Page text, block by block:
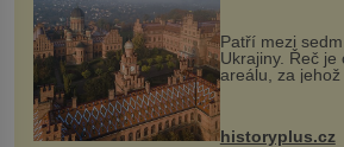
Patří mezi
Ukrajiny. Řeč je
areálu, za jehož
český architekt
na něm dal
historyplus.cz